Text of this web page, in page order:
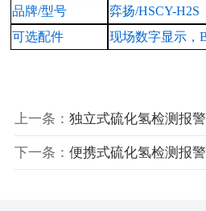
品牌/型号 弈扬/HSCY-H2S
可选配件
现场数字显示，
上一条： 独立式硫化氢检测报
下一条： 便携式硫化氢检测报